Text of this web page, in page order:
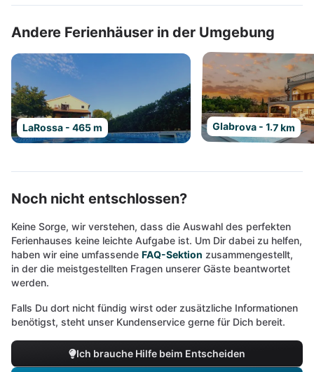
Andere Ferienhäuser in der Umgebung
LaRossa - 465 m Glabrova - 1.7 km
Noch nicht entschlossen?
Keine Sorge, wir verstehen, dass die Auswahl des perfekten
Ferienhauses keine leichte Aufgabe ist. Um Dir dabei zu helfen,
haben wir eine umfassende FAQ-Sektion zusammengestellt,
in der die meistgestellten Fragen unserer Gäste beantwortet
werden.
Falls Du dort nicht fündig wirst oder zusätzliche Informationen
benötigst, steht unser Kundenservice gerne für Dich bereit.
Ich brauche Hilfe beim Entscheiden